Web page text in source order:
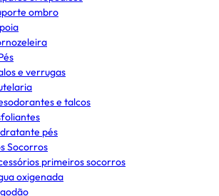
ombro
e verrugas
e talcos
pés
Socorros
primeiros socorros
oxigenada